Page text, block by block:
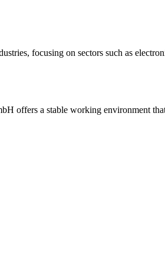
focusing on sectors such as
offers a stable working environment